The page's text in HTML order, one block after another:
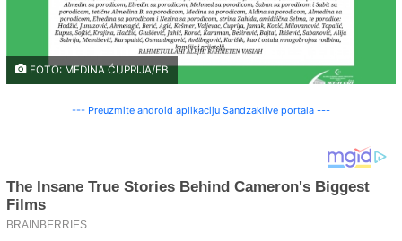
FOTO: MEDINA ĆUPRIJA/FB
--- Preuzmite android aplikaciju Sandzaklive portala ---